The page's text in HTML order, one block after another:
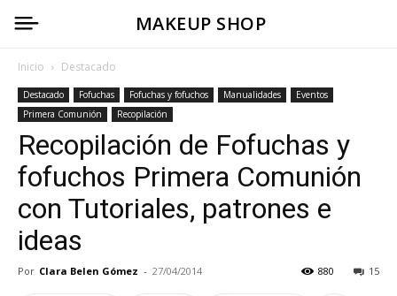
MAKEUP SHOP
Inicio Destacado
Destacado Fofuchas Fofuchas y fofuchos Manualidades
Eventos
Primera Comunión
Recopilación
Recopilación de Fofuchas y
fofuchos Primera Comunión
con Tutoriales, patrones e
ideas
Por Clara Belen Gómez - 27/04/2014 15
880